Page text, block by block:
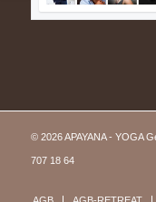
© 2026 APAYANA - YOGA
707 18 64